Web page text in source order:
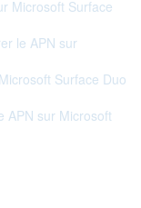
Microsoft Surface
le APN sur
Surface Duo
APN sur Microsoft